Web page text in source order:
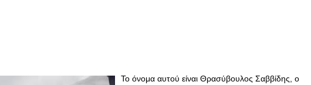
Το όνομα αυτού είναι Θρασύβουλος Σαββίδης, ο